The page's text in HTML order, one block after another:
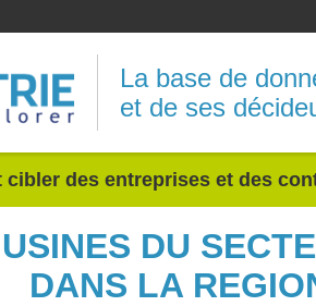
La base de
et de ses
cibler des entreprises et des
DU
DANS LA